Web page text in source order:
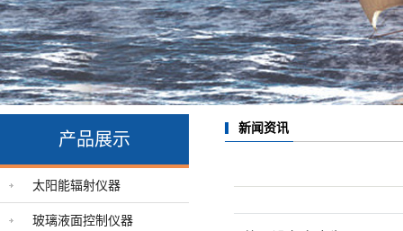
产品展示
太阳能辐射仪器
玻璃液面控制仪器
新闻资讯